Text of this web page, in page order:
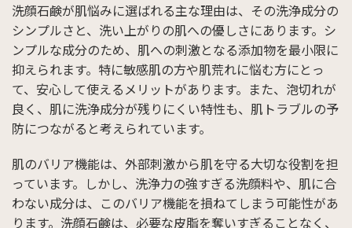
洗顔石鹸が肌悩みに選ばれる主な理由は、その洗浄成分の
シンプルさと、洗い上がりの肌への優しさにあります。シ
ンプルな成分のため、肌への刺激となる添加物を最小限に
抑えられます。特に敏感肌の方や肌荒れに悩む方にとっ
て、安心して使えるメリットがあります。また、泡切れが
良く、肌に洗浄成分が残りにくい特性も、肌トラブルの予
防につながると考えられています。
肌のバリア機能は、外部刺激から肌を守る大切な役割を担
っています。しかし、洗浄力の強すぎる洗顔料や、肌に合
わない成分は、このバリア機能を損ねてしまう可能性があ
ります。洗顔石鹸は、必要な皮脂を奪いすぎることなく、